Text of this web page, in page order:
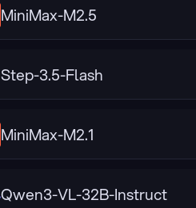
MiniMax-M2.5
Step-3.5-Flash
MiniMax-M2.1
Qwen3-VL-32B-Instruct